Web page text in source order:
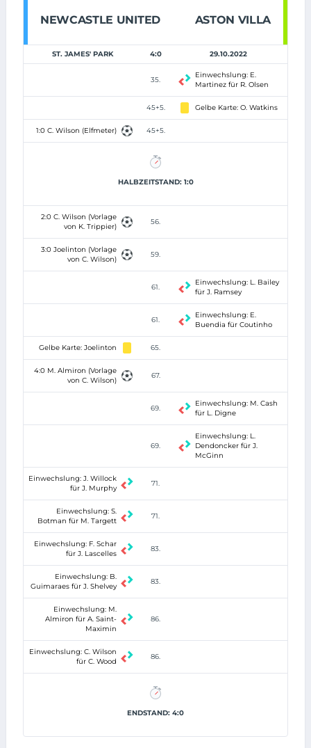
NEWCASTLE UNITED ASTON VILLA
ST. JAMES' PARK 4:0 29.10.2022
35.
Einwechslung: E.
Martinez für R. Olsen
45+5. Gelbe Karte: O. Watkins
1:0 C. Wilson (Elfmeter) 45+5.
HALBZEITSTAND: 1:0
2:0 C. Wilson (Vorlage
von K. Trippier)
56.
3:0 Joelinton (Vorlage
von C. Wilson)
59.
61.
Einwechslung: L. Bailey
für J. Ramsey
61.
Einwechslung: E.
Buendia für Coutinho
Gelbe Karte: Joelinton 65.
4:0 M. Almiron (Vorlage
von C. Wilson)
67.
69.
Einwechslung: M. Cash
für L. Digne
69.
Einwechslung: L.
Dendoncker für J.
McGinn
Einwechslung: J. Willock
für J. Murphy
71.
Einwechslung: S.
Botman für M. Targett
71.
Einwechslung: F. Schar
für J. Lascelles
83.
Einwechslung: B.
Guimaraes für J. Shelvey
83.
Einwechslung: M.
Almiron für A. Saint-
Maximin
86.
Einwechslung: C. Wilson
für C. Wood
86.
ENDSTAND: 4:0